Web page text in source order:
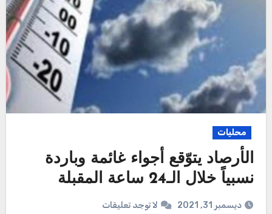
محليات
الأرصاد يتوّقع أجواء غائمة وباردة
نسبياً خلال الـ24 ساعة المقبلة
ديسمبر 31, 2021 لا توجد تعليقات